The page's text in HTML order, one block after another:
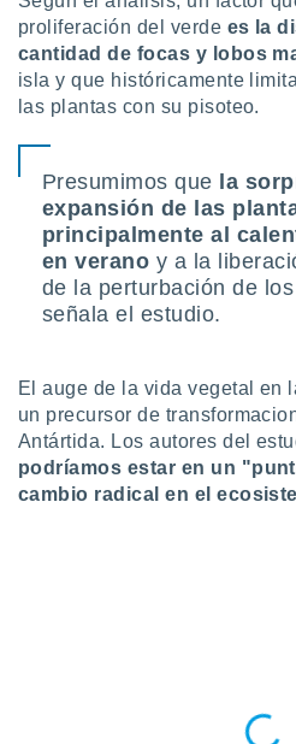
a través
de
de
de
e
mediante
publicidad
de
proliferación del verde es la
cantidad de focas y lobos
isla y que históricamente
las plantas con su pisoteo.
Presumimos que la
expansión de las
principalmente al
en verano y a la
de la perturbación de
señala el estudio.
El auge de la vida vegetal en
un precursor de
Antártida. Los autores del
podríamos estar en un
cambio radical en el